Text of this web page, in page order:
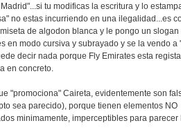
tu modificas la escritura y lo
no estas incurriendo en una ilegalidad...es
de algodon blanca y le pongo un slogan
en modo cursiva y subrayado y se la vendo a
decir nada porque Fly Emirates esta
en concreto.
"promociona" Caireta, evidentemente son
sea parecido), porque tienen elementos NO
minimamente, imperceptibles para parecer